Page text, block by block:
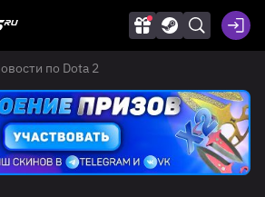
по Dota 2